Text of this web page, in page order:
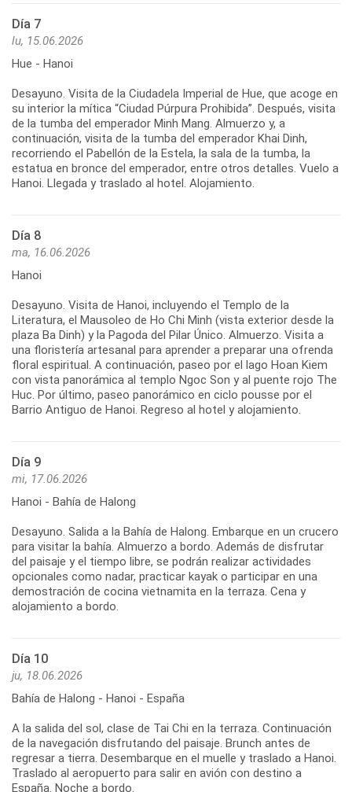
Día 7
lu, 15.06.2026
Hue - Hanoi
Desayuno. Visita de la Ciudadela Imperial de Hue, que acoge en
su interior la mítica “Ciudad Púrpura Prohibida”. Después, visita
de la tumba del emperador Minh Mang. Almuerzo y, a
continuación, visita de la tumba del emperador Khai Dinh,
recorriendo el Pabellón de la Estela, la sala de la tumba, la
estatua en bronce del emperador, entre otros detalles. Vuelo a
Día 8
ma, 16.06.2026
Hanoi
Desayuno. Visita de Hanoi, incluyendo el Templo de la
Literatura, el Mausoleo de Ho Chi Minh (vista exterior desde la
plaza Ba Dinh) y la Pagoda del Pilar Único. Almuerzo. Visita a
una floristería artesanal para aprender a preparar una ofrenda
floral espiritual. A continuación, paseo por el lago Hoan Kiem
con vista panorámica al templo Ngoc Son y al puente rojo The
Huc. Por último, paseo panorámico en ciclo pousse por el
Día 9
mi, 17.06.2026
Hanoi - Bahía de Halong
Desayuno. Salida a la Bahía de Halong. Embarque en un crucero
para visitar la bahía. Almuerzo a bordo. Además de disfrutar
del paisaje y el tiempo libre, se podrán realizar actividades
opcionales como nadar, practicar kayak o participar en una
demostración de cocina vietnamita en la terraza. Cena y
Día 10
ju, 18.06.2026
Bahía de Halong - Hanoi - España
A la salida del sol, clase de Tai Chi en la terraza. Continuación
de la navegación disfrutando del paisaje. Brunch antes de
regresar a tierra. Desembarque en el muelle y traslado a Hanoi.
Traslado al aeropuerto para salir en avión con destino a